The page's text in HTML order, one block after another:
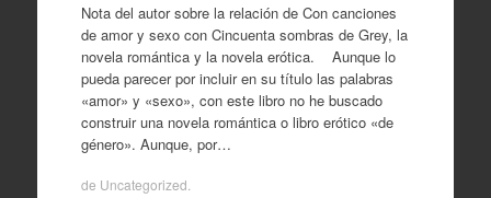
Nota del autor sobre la relación de Con canciones
de amor y sexo con Cincuenta sombras de Grey, la
novela romántica y la novela erótica. Aunque lo
pueda parecer por incluir en su título las palabras
«amor» y «sexo», con este libro no he buscado
construir una novela romántica o libro erótico «de
género». Aunque, por…
de Uncategorized